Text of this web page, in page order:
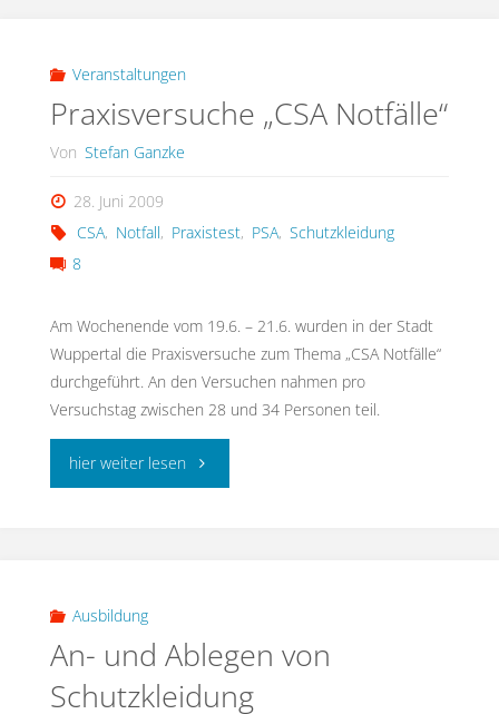
Veranstaltungen
Praxisversuche „CSA Notfälle“
Von Stefan Ganzke
28. Juni 2009
CSA, Notfall, Praxistest, PSA, Schutzkleidung
8
Am Wochenende vom 19.6. – 21.6. wurden in der Stadt
Wuppertal die Praxisversuche zum Thema „CSA Notfälle“
durchgeführt. An den Versuchen nahmen pro
Versuchstag zwischen 28 und 34 Personen teil.
hier weiter lesen"Praxisversuche
Ausbildung
An- und Ablegen von
Schutzkleidung